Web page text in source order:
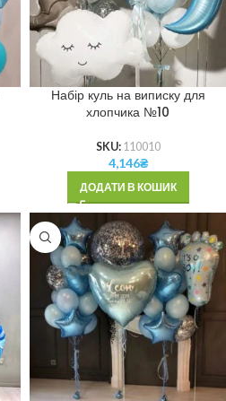
Набір куль на виписку для
хлопчика №10
SKU: 110010
4,146₴
ДОДАТИ В КОШИК